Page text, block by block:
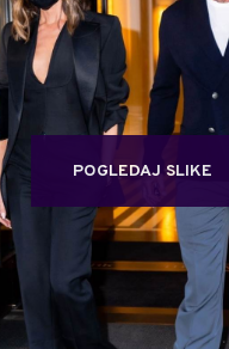
POGLEDAJ SLIKE